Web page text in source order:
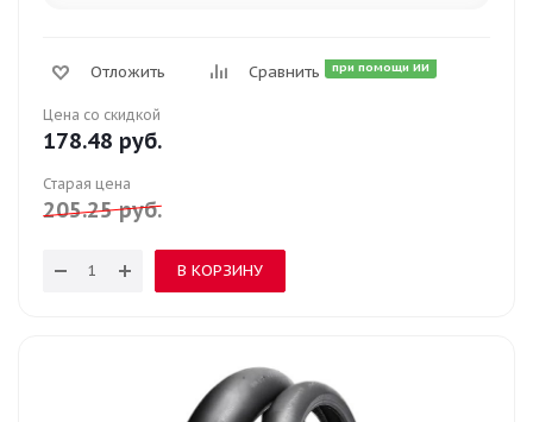
Отложить Сравнить при помощи ИИ
Цена со скидкой
178.48 руб.
Старая цена
205.25руб.
В КОРЗИНУ